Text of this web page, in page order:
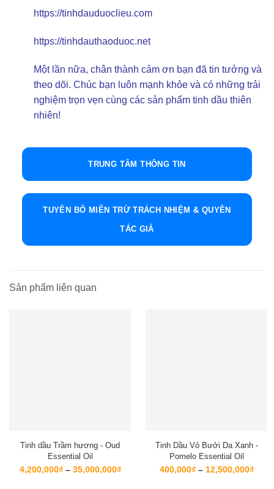
https://tinhdauduoclieu.com
https://tinhdauthaoduoc.net
Một lần nữa, chân thành cảm ơn bạn đã tin tưởng và
theo dõi. Chúc bạn luôn mạnh khỏe và có những trải
nghiệm trọn vẹn cùng các sản phẩm tinh dầu thiên
nhiên!
TRUNG TÂM THÔNG TIN
TUYÊN BỐ MIỄN TRỪ TRÁCH NHIỆM & QUYỀN
TÁC GIẢ
Sản phẩm liên quan
Tinh dầu Trầm hương - Oud
Essential Oil
4,200,000₫ – 35,000,000₫Khoảng
Tinh Dầu Vỏ Bưởi Da Xanh -
Pomelo Essential Oil
400,000₫ – 12,500,000₫